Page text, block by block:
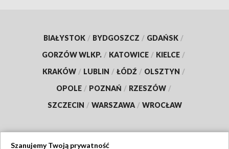
BIAŁYSTOK / BYDGOSZCZ / GDAŃSK /
GORZÓW WLKP. / KATOWICE / KIELCE /
KRAKÓW / LUBLIN / ŁÓDŹ / OLSZTYN /
OPOLE / POZNAŃ / RZESZÓW /
SZCZECIN / WARSZAWA / WROCŁAW
Szanujemy Twoją prywatność